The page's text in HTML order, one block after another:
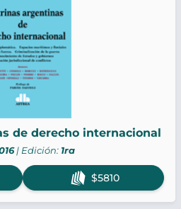
de derecho internacional
| Edición: 1ra
$5810